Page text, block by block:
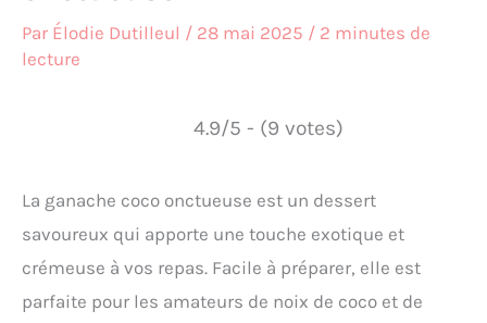
Par Élodie Dutilleul / 28 mai 2025 / 2 minutes de
lecture
4.9/5 - (9 votes)
La ganache coco onctueuse est un dessert
savoureux qui apporte une touche exotique et
crémeuse à vos repas. Facile à préparer, elle est
parfaite pour les amateurs de noix de coco et de